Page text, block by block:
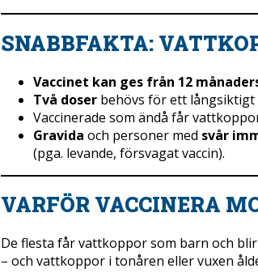
SNABBFAKTA:
Vaccinet kan ges från 12
Två doser behövs för ett långsiktigt
Vaccinerade som ändå får
Gravida och personer med svår
(pga. levande, försvagat vaccin).
VARFÖR VACCINERA
De flesta får vattkoppor som barn och
– och vattkoppor i tonåren eller vuxen